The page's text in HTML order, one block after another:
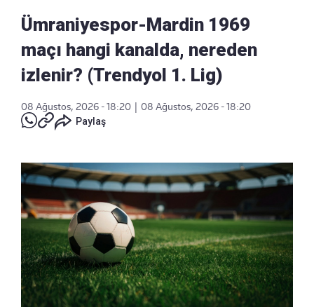
Ümraniyespor-Mardin 1969
maçı hangi kanalda, nereden
izlenir? (Trendyol 1. Lig)
08 Ağustos, 2026 - 18:20
08 Ağustos, 2026 - 18:20
Paylaş